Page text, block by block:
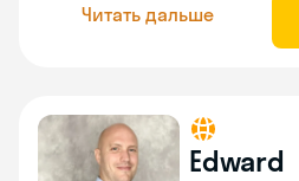
Читать дальше
Edward